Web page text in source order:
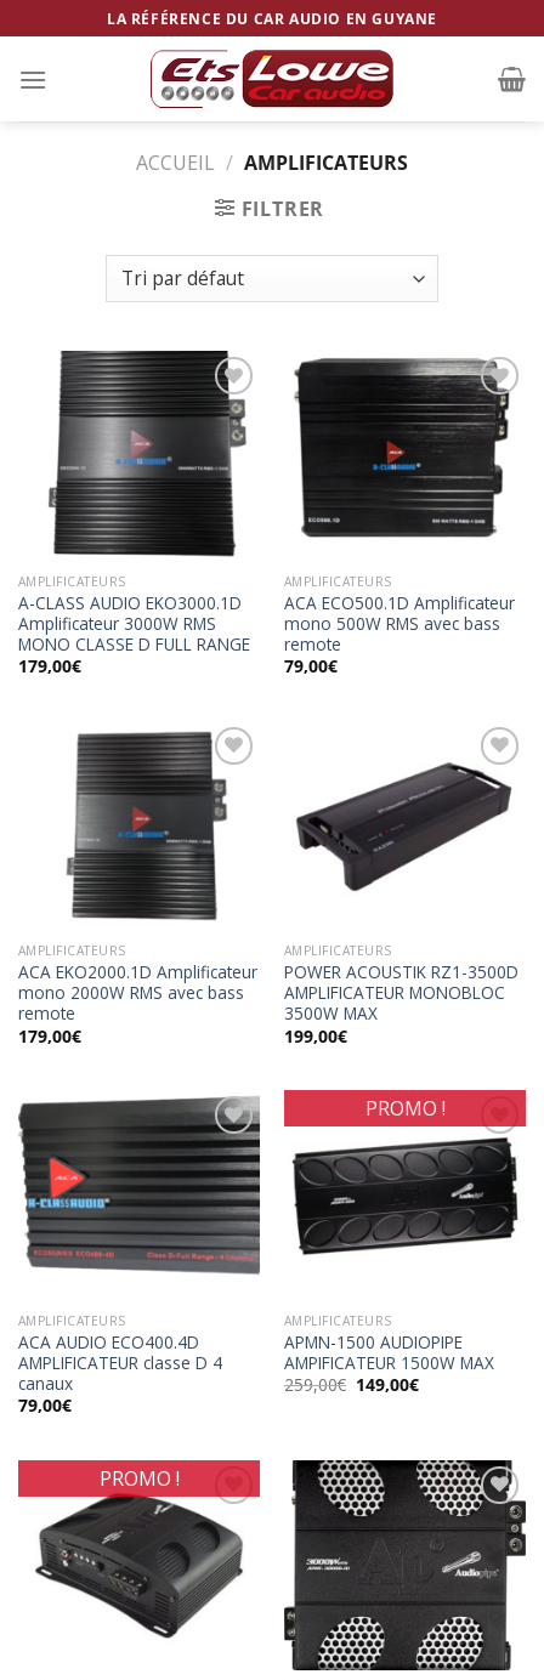
to
content
LA RÉFÉRENCE DU CAR AUDIO EN GUYANE
ACCUEIL / AMPLIFICATEURS
FILTRER
Ajouter
à la
wishlist
AMPLIFICATEURS
A-CLASS AUDIO EKO3000.1D
Amplificateur 3000W RMS
MONO CLASSE D FULL RANGE
179,00€
Ajouter
à la
wishlist
AMPLIFICATEURS
ACA ECO500.1D Amplificateur
mono 500W RMS avec bass
remote
79,00€
Ajouter
à la
wishlist
AMPLIFICATEURS
ACA EKO2000.1D Amplificateur
mono 2000W RMS avec bass
remote
179,00€
Ajouter
AMPLIFICATEURS
POWER ACOUSTIK RZ1-3500D
AMPLIFICATEUR MONOBLOC
3500W MAX
199,00€
Ajouter
à la
wishlist
AMPLIFICATEURS
ACA AUDIO ECO400.4D
AMPLIFICATEUR classe D 4
canaux
79,00€
PROMO !
Ajouter
à la
wishlist
AMPLIFICATEURS
APMN-1500 AUDIOPIPE
AMPIFICATEUR 1500W MAX
259,00€ Le
149,00€Le
PROMO !
Ajouter
à la
wishlist
Ajouter
à la